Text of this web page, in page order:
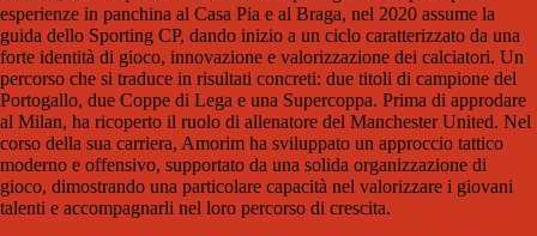
esperienze in panchina al Casa Pia e al Braga, nel 2020 assume la
guida dello Sporting CP, dando inizio a un ciclo caratterizzato da una
forte identità di gioco, innovazione e valorizzazione dei calciatori. Un
percorso che si traduce in risultati concreti: due titoli di campione del
Portogallo, due Coppe di Lega e una Supercoppa. Prima di approdare
al Milan, ha ricoperto il ruolo di allenatore del Manchester United. Nel
corso della sua carriera, Amorim ha sviluppato un approccio tattico
moderno e offensivo, supportato da una solida organizzazione di
gioco, dimostrando una particolare capacità nel valorizzare i giovani
talenti e accompagnarli nel loro percorso di crescita.